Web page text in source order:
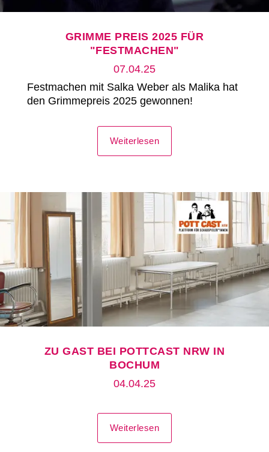
GRIMME PREIS 2025 FÜR
"FESTMACHEN"
07.04.25
Festmachen mit Salka Weber als Malika hat
den Grimmepreis 2025 gewonnen!
Weiterlesen
ZU GAST BEI POTTCAST NRW IN
BOCHUM
04.04.25
Weiterlesen